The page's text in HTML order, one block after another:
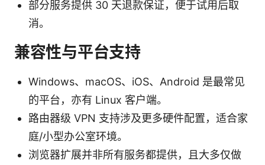
部分服务提供 30 天退款保证，便于试用后取
消。
兼容性与平台支持
Windows、macOS、iOS、Android 是最常见
的平台，亦有 Linux 客户端。
路由器级 VPN 支持涉及更多硬件配置，适合家
庭/小型办公室环境。
浏览器扩展并非所有服务都提供，且大多仅做